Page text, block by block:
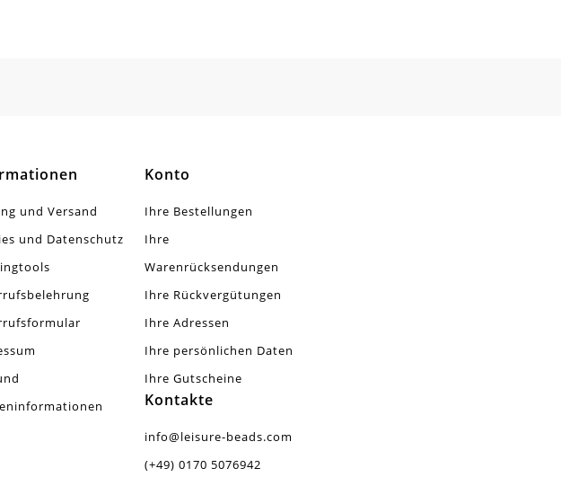
und Versand
und Datenschutz
Konto
Ihre Bestellungen
Ihre
Warenrücksendungen
Ihre Rückvergütungen
Ihre Adressen
Ihre persönlichen Daten
Ihre Gutscheine
Kontakte
info@leisure-beads.com
(+49) 0170 5076942